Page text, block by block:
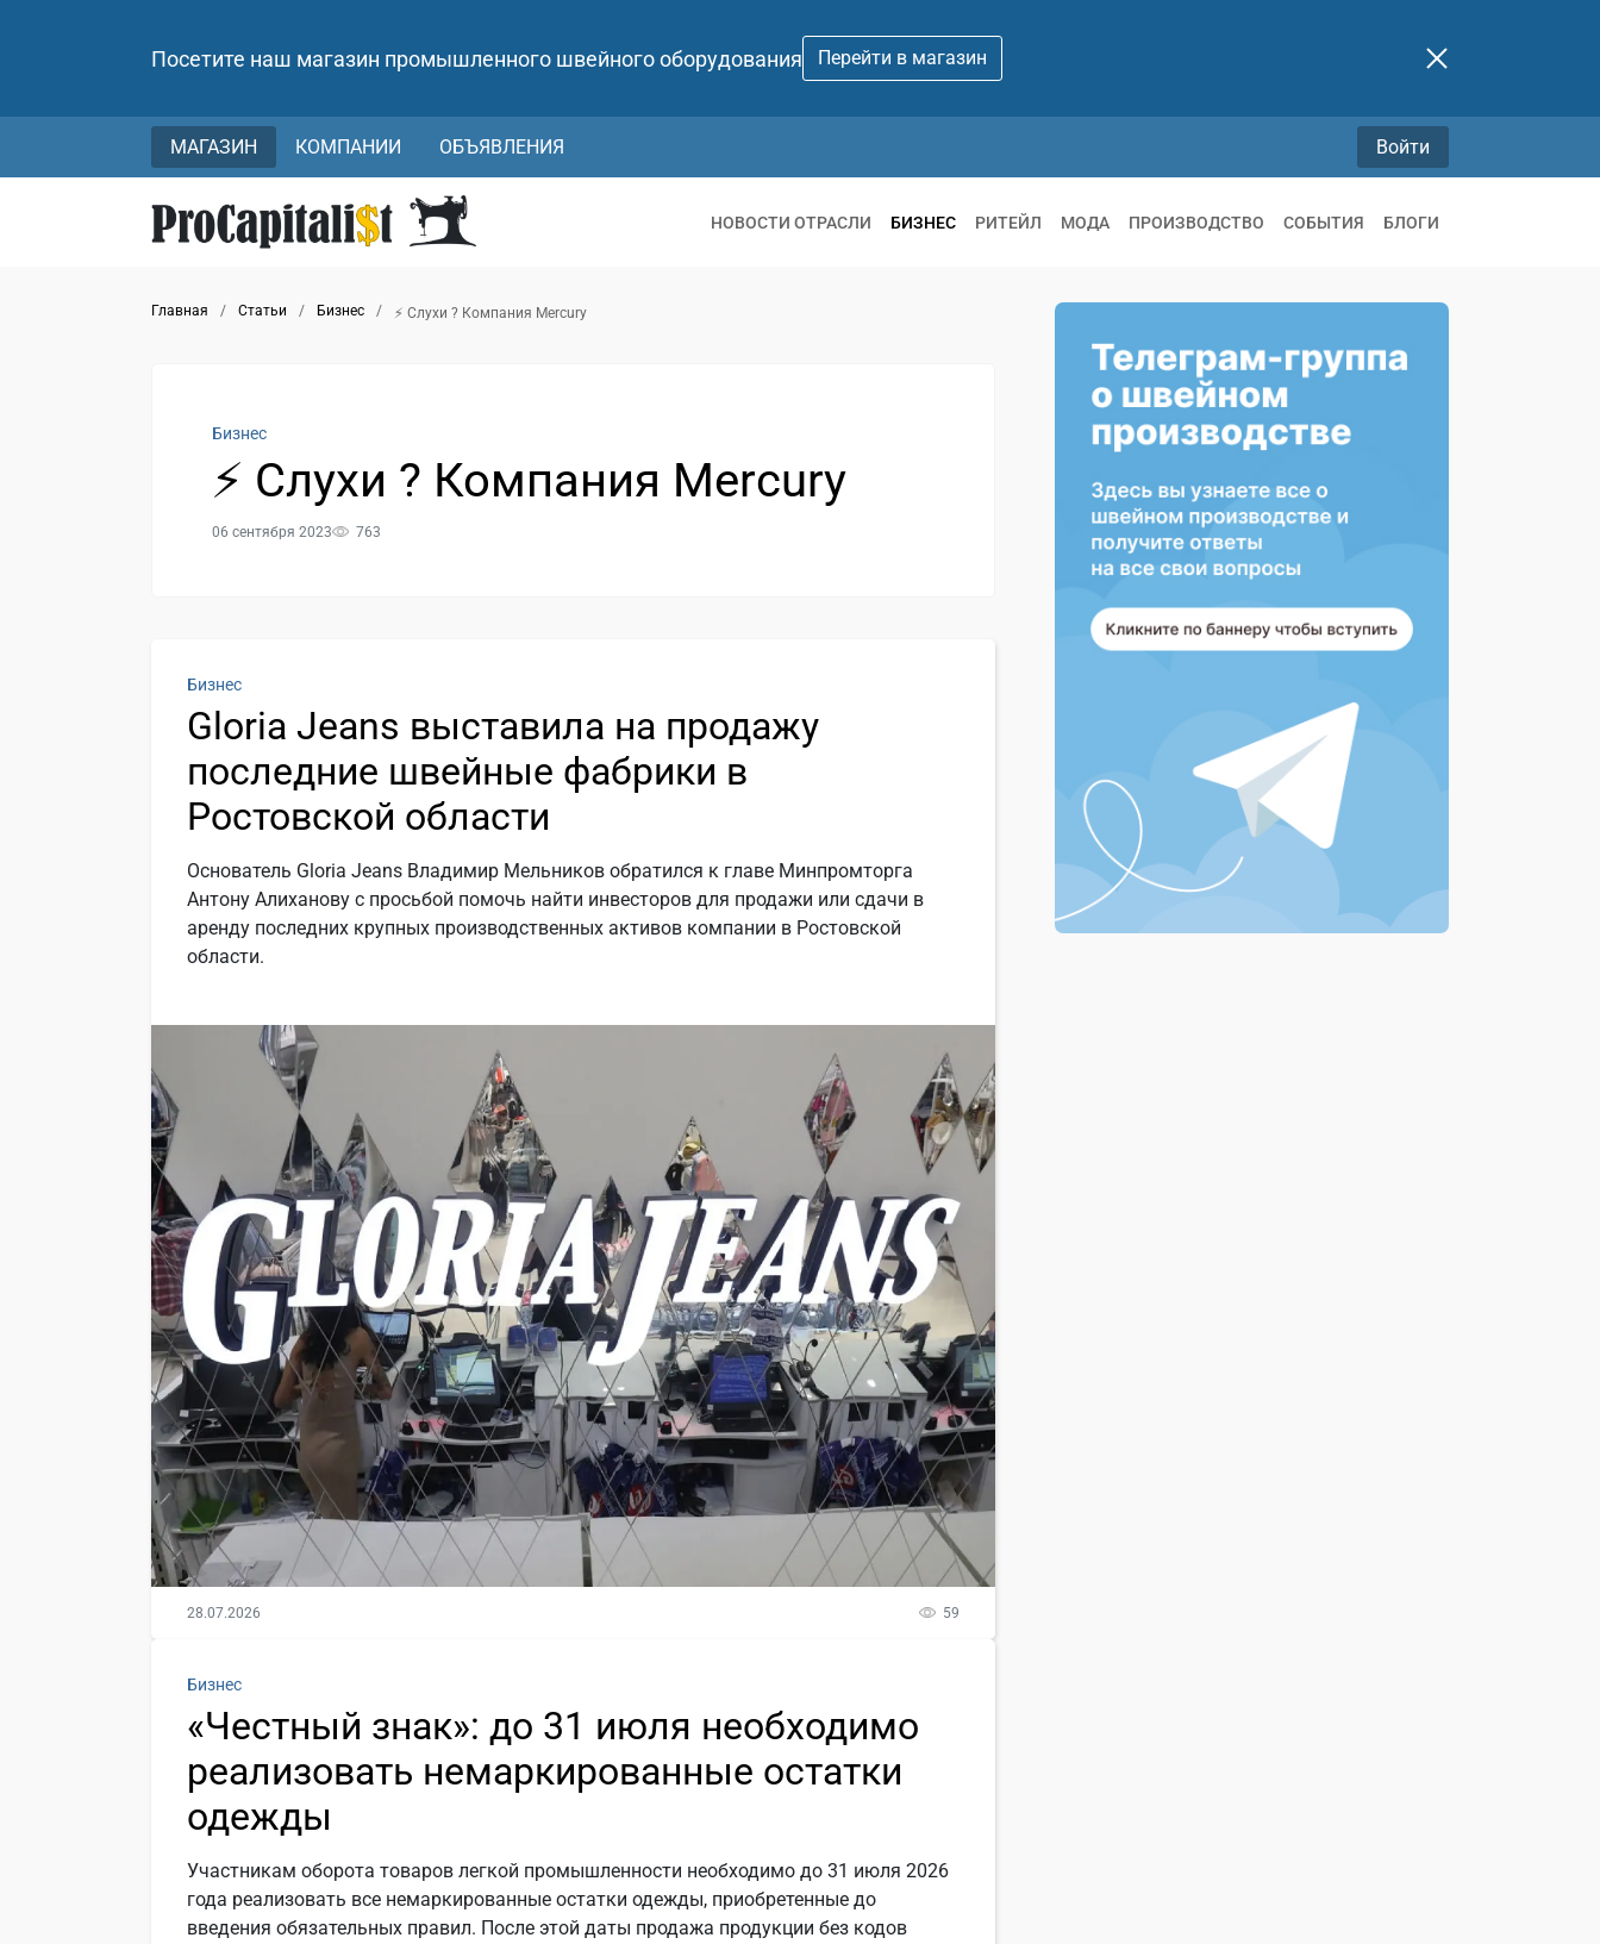
Посетите наш магазин промышленного швейного оборудования Перейти в магазин
МАГАЗИН КОМПАНИИ ОБЪЯВЛЕНИЯ Войти
НОВОСТИ ОТРАСЛИ БИЗНЕС РИТЕЙЛ МОДА ПРОИЗВОДСТВО СОБЫТИЯ БЛОГИ
Главная / Статьи / Бизнес / ⚡️ Слухи ? Компания Mercury
Бизнес
⚡️ Слухи ? Компания Mercury
06 сентября 2023 763
Бизнес
Gloria Jeans выставила на продажу
последние швейные фабрики в
Ростовской области
Основатель Gloria Jeans Владимир Мельников обратился к главе Минпромторга
Антону Алиханову с просьбой помочь найти инвесторов для продажи или сдачи в
аренду последних крупных производственных активов компании в Ростовской
области.
28.07.2026 59
Бизнес
«Честный знак»: до 31 июля необходимо
реализовать немаркированные остатки
одежды
Участникам оборота товаров легкой промышленности необходимо до 31 июля 2026
года реализовать все немаркированные остатки одежды, приобретенные до
введения обязательных правил. После этой даты продажа продукции без кодов